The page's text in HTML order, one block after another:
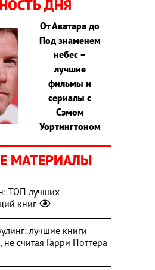
ДНЯ
От Аватара до
Под знаменем
небес –
лучшие
фильмы и
сериалы с
Сэмом
Уортингтоном
МАТЕРИАЛЫ
ТОП лучших
книг
лучшие книги
не считая Гарри Поттера